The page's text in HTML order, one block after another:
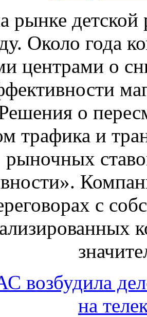
рынке детской
Около года
центрами о
о
трафика и
рыночных
с
возбудила
на